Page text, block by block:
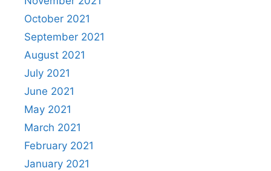
October 2021
September 2021
August 2021
July 2021
June 2021
May 2021
March 2021
February 2021
January 2021